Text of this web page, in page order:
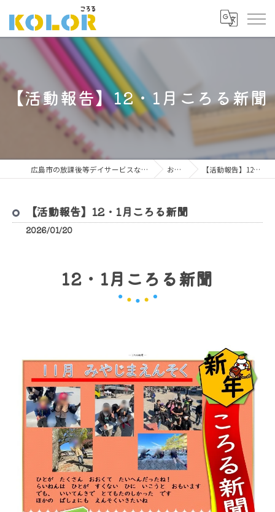
【活動報告】12・1月ころる新聞
広島市の放課後等デイサービスならこどもサポート広場 ころる お知らせ 【活動報告】12・1月ころる新聞
【活動報告】12・1月ころる新聞
2026/01/20
12・1月ころる新聞